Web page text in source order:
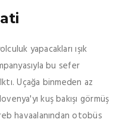
yapacakları ışık
bu sefer
Uçağa binmeden az
kuş bakışı görmüş
havaalanından otobüs